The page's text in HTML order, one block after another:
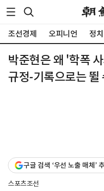
조선경제 오피니언 정치
박준현은 왜 '학폭
규정-기록으로는
구글 검색 ‘우선 노출 매체’
스포츠조선